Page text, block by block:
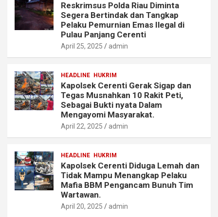
Reskrimsus Polda Riau Diminta
Segera Bertindak dan Tangkap
Pelaku Pemurnian Emas Ilegal di
Pulau Panjang Cerenti
April 25, 2025 admin
HEADLINE HUKRIM
Kapolsek Cerenti Gerak Sigap dan
Tegas Musnahkan 10 Rakit Peti,
Sebagai Bukti nyata Dalam
Mengayomi Masyarakat.
April 22, 2025 admin
HEADLINE HUKRIM
Kapolsek Cerenti Diduga Lemah dan
Tidak Mampu Menangkap Pelaku
Mafia BBM Pengancam Bunuh Tim
Wartawan.
April 20, 2025 admin